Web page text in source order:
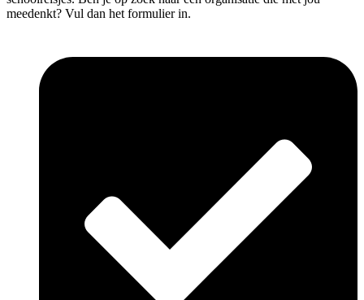
meedenkt? Vul dan het formulier in.